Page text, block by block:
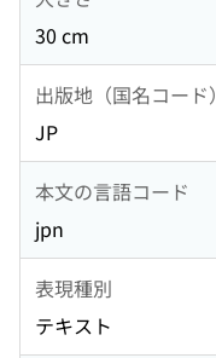
30 cm
出版地（国名コード）
JP
本文の言語コード
jpn
表現種別
テキスト